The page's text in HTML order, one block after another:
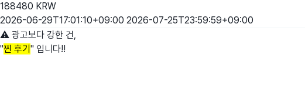
188480 KRW
2026-06-29T17:01:10+09:00 2026-07-25T23:59:59+09:00
⚠️ 광고보다 강한 건,
"찐 후기" 입니다!!